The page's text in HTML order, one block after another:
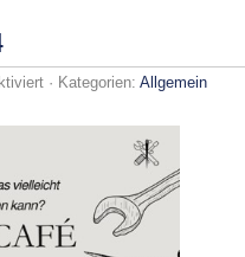
für· Kategorien: Allgemein